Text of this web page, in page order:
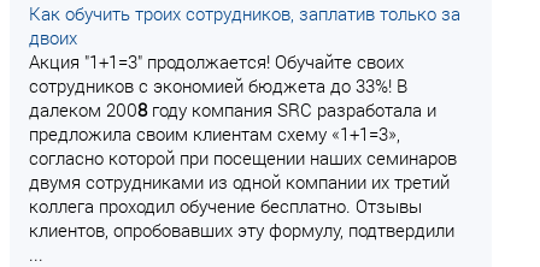
Как обучить троих сотрудников, заплатив только за
двоих
Акция "1+1=3" продолжается! Обучайте своих
сотрудников с экономией бюджета до 33%! В
далеком 2008году компания SRC разработала и
предложила своим клиентам схему «1+1=3»,
согласно которой при посещении наших семинаров
двумя сотрудниками из одной компании их третий
коллега проходил обучение бесплатно. Отзывы
клиентов, опробовавших эту формулу, подтвердили
...